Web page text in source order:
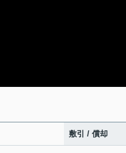
敷引 / 償却